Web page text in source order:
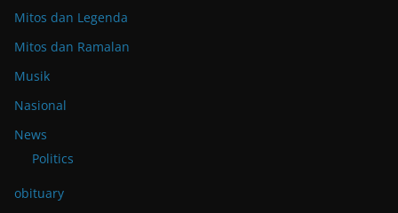
Mitos dan Legenda
Mitos dan Ramalan
Musik
Nasional
News
Politics
obituary